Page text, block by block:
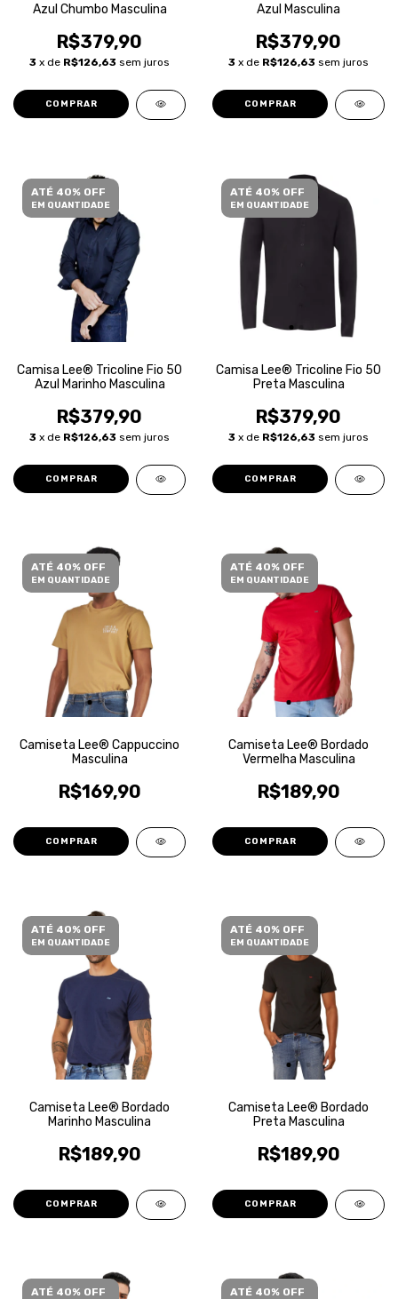
Azul Chumbo Masculina
R$379,90
3 x de R$126,63 sem juros
COMPRAR
Azul Masculina
R$379,90
3 x de R$126,63 sem juros
COMPRAR
ATÉ 40% OFF
EM QUANTIDADE
Camisa Lee® Tricoline Fio 50
Azul Marinho Masculina
R$379,90
3 x de R$126,63 sem juros
COMPRAR
ATÉ 40% OFF
EM QUANTIDADE
Camisa Lee® Tricoline Fio 50
Preta Masculina
R$379,90
3 x de R$126,63 sem juros
COMPRAR
ATÉ 40% OFF
EM QUANTIDADE
Camiseta Lee® Cappuccino
Masculina
R$169,90
COMPRAR
ATÉ 40% OFF
EM QUANTIDADE
Camiseta Lee® Bordado
Vermelha Masculina
R$189,90
COMPRAR
ATÉ 40% OFF
EM QUANTIDADE
Camiseta Lee® Bordado
Marinho Masculina
R$189,90
COMPRAR
ATÉ 40% OFF
EM QUANTIDADE
Camiseta Lee® Bordado
Preta Masculina
R$189,90
COMPRAR
ATÉ 40% OFF ATÉ 40% OFF